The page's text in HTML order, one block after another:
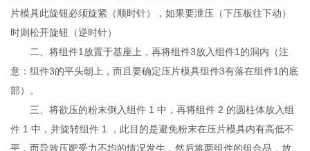
片模具此旋钮必须旋紧（顺时针），如果要泄压（下压板往下动）
时则松开旋钮（逆时针）
二、将组件1放置于基座上，再将组件3放入组件1的洞内（注
意：组件3的平头朝上，而且要确定压片模具组件3有落在组件1的底
部）。
三、将欲压的粉末倒入组件 1 中，再将组件 2 的圆柱体放入组
件 1 中，并旋转组件 1 ，此目的是避免粉末在压片模具内有高低不
平，而导致压靶受力不均的情况发生，然后将两组件的组合品，放